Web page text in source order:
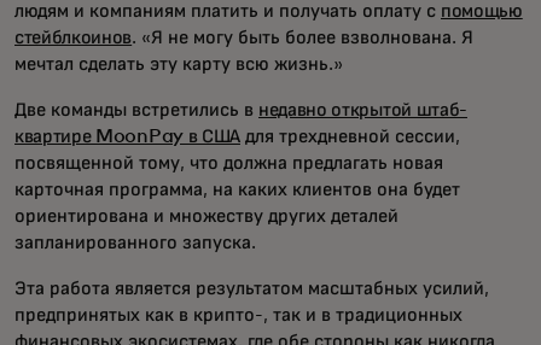
людям и компаниям платить и получать оплату с помощью
стейблкоинов. «Я не могу быть более взволнована. Я
мечтал сделать эту карту всю жизнь.»
Две команды встретились в недавно открытой штаб-
квартире MoonPay в СШАдля трехдневной сессии,
посвященной тому, что должна предлагать новая
карточная программа, на каких клиентов она будет
ориентирована и множеству других деталей
запланированного запуска.
Эта работа является результатом масштабных усилий,
предпринятых как в крипто-, так и в традиционных